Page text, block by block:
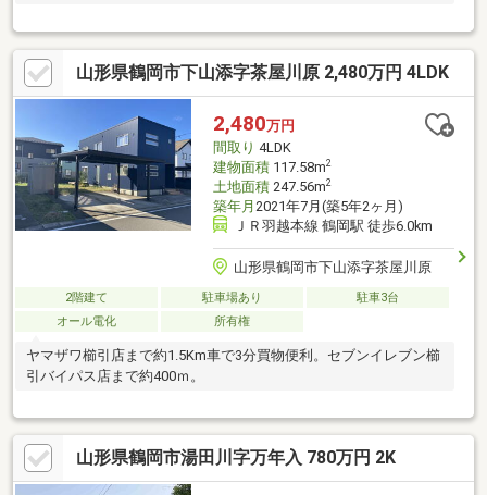
山形県鶴岡市下山添字茶屋川原 2,480万円 4LDK
2,480万円
間取り 4LDK
建物面積117.58m2
土地面積247.56m2
築年月 2021年7月(築5年2ヶ月)
ＪＲ羽越本線 鶴岡駅 徒歩6.0km
山形県鶴岡市下山添字茶屋川原
2階建て 駐車場あり
駐車3台
オール電化
所有権
ヤマザワ櫛引店まで約1.5Km車で3分買物便利。セブンイレブン櫛
引バイパス店まで約400ｍ。
山形県鶴岡市湯田川字万年入 780万円 2K